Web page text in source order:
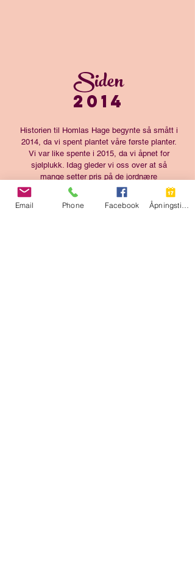
Siden
2014
Historien til Homlas Hage begynte så smått i
2014, da vi spent plantet våre første planter.
Vi var like spente i 2015, da vi åpnet for
sjølplukk. Idag gleder vi oss over at så
mange setter pris på de jordnære
opplevelsene og stuttreiste varene våre, og
utvider litt og litt for å kunne produsere nok
til alle som vil ha!
Email Phone Facebook